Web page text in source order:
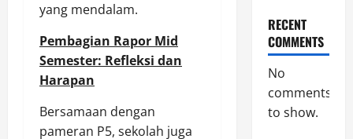
yang mendalam.
Pembagian Rapor Mid
Semester: Refleksi dan
Harapan
Bersamaan dengan
pameran P5, sekolah juga
RECENT
COMMENTS
No
comments
to show.